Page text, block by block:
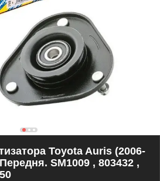
Toyota Auris (2006-
SM1009 , 803432 ,